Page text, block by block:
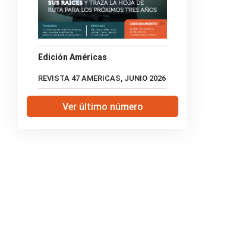
Edición Américas
REVISTA 47 AMERICAS, JUNIO 2026
Ver último número